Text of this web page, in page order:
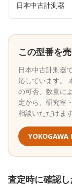
日本中古計測器
この型番を
日本中古計測器
応しています。
の可否、数量に
定から、研究室
相談いただけます
YOKOGAWA
査定時に確認